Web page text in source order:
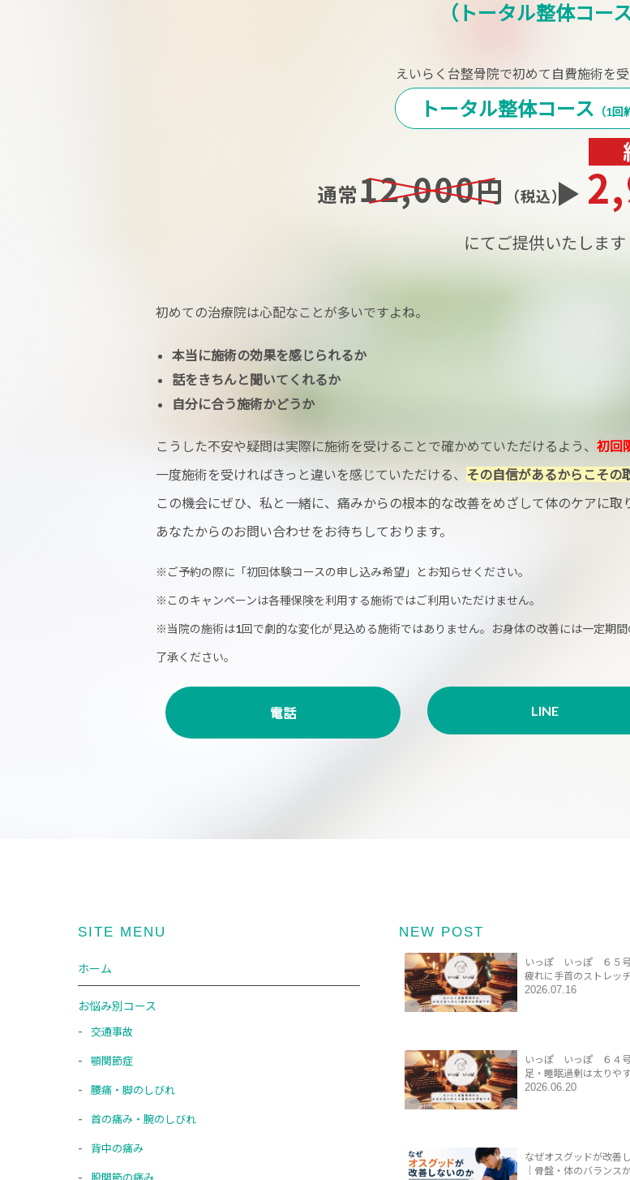
（トータル整体コース
えいらく台整骨院で初めて自費施術を
トータル整体コース （1回
にてご提供いたします
初めての治療院は心配なことが多いですよね。
本当に施術の効果を感じられるか
話をきちんと聞いてくれるか
自分に合う施術かどうか
こうした不安や疑問は実際に施術を受けることで確かめていただけるよう、 初回
一度施術を受ければきっと違いを感じていただける、
その自信があるからこその
この機会にぜひ、私と一緒に、痛みからの根本的な改善をめざして体のケアに取
あなたからのお問い合わせをお待ちしております。
※ご予約の際に「初回体験コースの申し込み希望」とお知らせください。
※このキャンペーンは各種保険を利用する施術ではご利用いただけません。
※当院の施術は1回で劇的な変化が見込める施術ではありません。お身体の改善には一定期
了承ください。
電話 LINE
SITE MENU
ホーム
お悩み別コース
交通事故
顎関節症
腰痛・脚のしびれ
首の痛み・腕のしびれ
背中の痛み
NEW POST
いっぽ いっぽ ６５
疲れに手首のストレッ
2026.07.16
いっぽ いっぽ ６４
足・睡眠過剰は太りや
2026.06.20
なぜオスグッドが改善
｜骨盤・体のバランス